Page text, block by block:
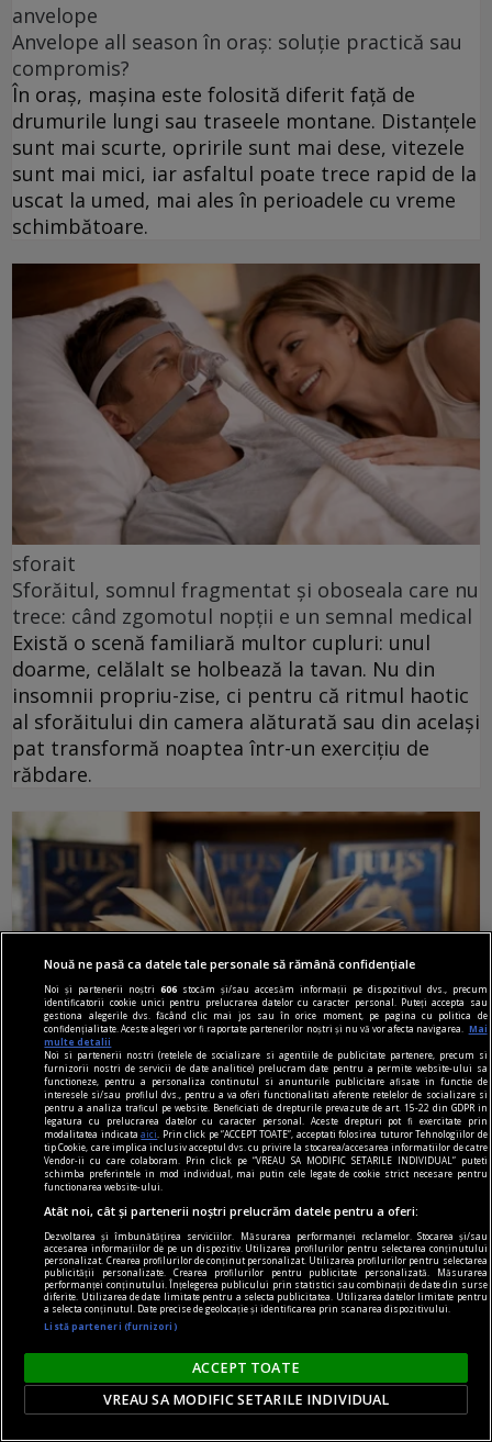
anvelope
Anvelope all season în oraș: soluție practică sau
compromis?
În oraș, mașina este folosită diferit față de
drumurile lungi sau traseele montane. Distanțele
sunt mai scurte, opririle sunt mai dese, vitezele
sunt mai mici, iar asfaltul poate trece rapid de la
uscat la umed, mai ales în perioadele cu vreme
schimbătoare.
sforait
Sforăitul, somnul fragmentat și oboseala care nu
trece: când zgomotul nopții e un semnal medical
Există o scenă familiară multor cupluri: unul
doarme, celălalt se holbează la tavan. Nu din
insomnii propriu-zise, ci pentru că ritmul haotic
al sforăitului din camera alăturată sau din același
pat transformă noaptea într-un exercițiu de
răbdare.
literatura
Clasicii literaturii în ediții de colecție
Portretul lui Dorian Gray rămâne același roman,
fie că îl citești într-o ediție simplă sau într-una
legată elegant. Totuși, dacă ai ținut vreodată în
mână o carte bine făcută, știi că experiența nu
este chiar aceeași.
Nouă ne pasă ca datele tale personale să rămână confidențiale
Noi și partenerii noștri606 stocăm și/sau accesăm informații pe dispozitivul dvs., precum
identificatorii cookie unici pentru prelucrarea datelor cu caracter personal. Puteți accepta sau
gestiona alegerile dvs. făcând clic mai jos sau în orice moment, pe pagina cu politica de
confidențialitate. Aceste alegeri vor fi raportate partenerilor noștri și nu vă vor afecta navigarea.
Mai
multe detalii
Noi si partenerii nostri (retelele de socializare si agentiile de publicitate partenere, precum si
furnizorii nostri de servicii de date analitice) prelucram date pentru a permite website-ului sa
functioneze, pentru a personaliza continutul si anunturile publicitare afisate in functie de
interesele si/sau profilul dvs., pentru a va oferi functionalitati aferente retelelor de socializare si
pentru a analiza traficul pe website. Beneficiati de drepturile prevazute de art. 15-22 din GDPR in
legatura cu prelucrarea datelor cu caracter personal. Aceste drepturi pot fi exercitate prin
modalitatea indicataaici
. Prin click pe “ACCEPT TOATE”, acceptati folosirea tuturor Tehnologiilor de
tip Cookie, care implica inclusiv acceptul dvs. cu privire la stocarea/accesarea informatiilor de catre
Vendor-ii cu care colaboram. Prin click pe “VREAU SA MODIFIC SETARILE INDIVIDUAL” puteti
schimba preferintele in mod individual, mai putin cele legate de cookie strict necesare pentru
functionarea website-ului.
Atât noi, cât și partenerii noștri prelucrăm datele pentru a oferi:
Dezvoltarea și îmbunătățirea serviciilor. Măsurarea performanței reclamelor. Stocarea și/sau
accesarea informațiilor de pe un dispozitiv. Utilizarea profilurilor pentru selectarea conținutului
personalizat. Crearea profilurilor de conținut personalizat. Utilizarea profilurilor pentru selectarea
publicității personalizate. Crearea profilurilor pentru publicitate personalizată. Măsurarea
performanței conținutului. Înțelegerea publicului prin statistici sau combinații de date din surse
diferite. Utilizarea de date limitate pentru a selecta publicitatea. Utilizarea datelor limitate pentru
a selecta conținutul. Date precise de geolocație și identificarea prin scanarea dispozitivului.
Listă parteneri (furnizori)
ACCEPT TOATE
VREAU SA MODIFIC SETARILE INDIVIDUAL